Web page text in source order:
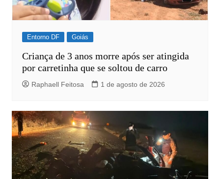
Entorno DF Goiás
Criança de 3 anos morre após ser atingida
por carretinha que se soltou de carro
Raphaell Feitosa 1 de agosto de 2026